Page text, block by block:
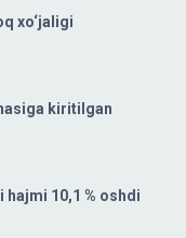
xo‘jaligi
kiritilgan
hajmi 10,1 % oshdi